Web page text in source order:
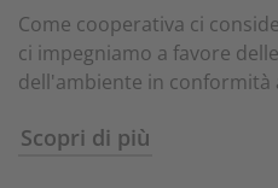
Come cooperativa ci
ci impegniamo a favore
dell'ambiente in conformità
Scopri di più